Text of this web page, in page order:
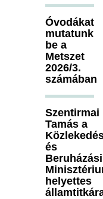
Óvodákat
mutatunk
be a
Metszet
2026/3.
számában
Szentirmai
Tamás a
és
Beruházási
helyettes